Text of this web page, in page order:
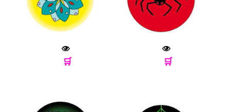
🛒 🛒